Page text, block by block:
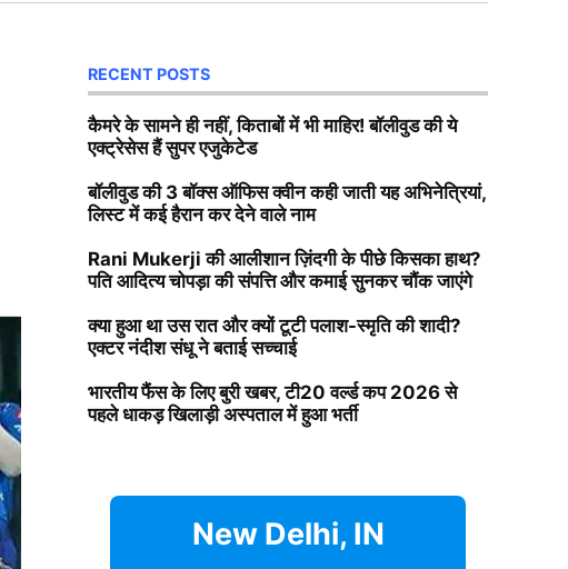
RECENT POSTS
कैमरे के सामने ही नहीं, किताबों में भी माहिर! बॉलीवुड की ये
एक्ट्रेसेस हैं सुपर एजुकेटेड
बॉलीवुड की 3 बॉक्स ऑफिस क्वीन कही जाती यह अभिनेत्रियां,
लिस्ट में कई हैरान कर देने वाले नाम
Rani Mukerji की आलीशान ज़िंदगी के पीछे किसका हाथ?
पति आदित्य चोपड़ा की संपत्ति और कमाई सुनकर चौंक जाएंगे
क्या हुआ था उस रात और क्यों टूटी पलाश-स्मृति की शादी?
एक्टर नंदीश संधू ने बताई सच्चाई
भारतीय फैंस के लिए बुरी खबर, टी20 वर्ल्ड कप 2026 से
पहले धाकड़ खिलाड़ी अस्पताल में हुआ भर्ती
New Delhi, IN